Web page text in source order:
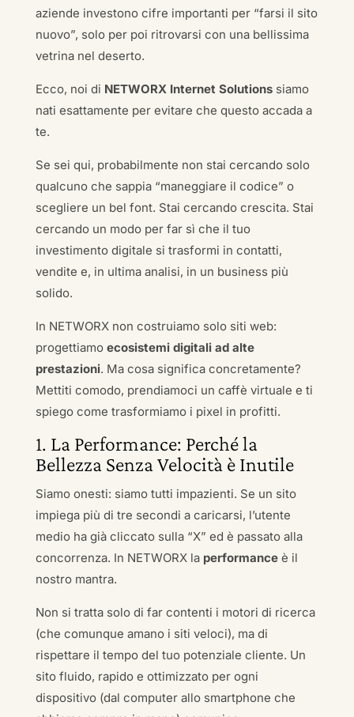
aziende investono cifre importanti per “farsi il sito
nuovo”, solo per poi ritrovarsi con una bellissima
vetrina nel deserto.
Ecco, noi di NETWORX Internet Solutionssiamo
nati esattamente per evitare che questo accada a
te.
Se sei qui, probabilmente non stai cercando solo
qualcuno che sappia “maneggiare il codice” o
scegliere un bel font. Stai cercando crescita. Stai
cercando un modo per far sì che il tuo
investimento digitale si trasformi in contatti,
vendite e, in ultima analisi, in un business più
solido.
In NETWORX non costruiamo solo siti web:
progettiamo ecosistemi digitali ad alte
prestazioni. Ma cosa significa concretamente?
Mettiti comodo, prendiamoci un caffè virtuale e ti
spiego come trasformiamo i pixel in profitti.
1. La Performance: Perché la
Bellezza Senza Velocità è Inutile
Siamo onesti: siamo tutti impazienti. Se un sito
impiega più di tre secondi a caricarsi, l’utente
medio ha già cliccato sulla “X” ed è passato alla
concorrenza. In NETWORX la performanceè il
nostro mantra.
Non si tratta solo di far contenti i motori di ricerca
(che comunque amano i siti veloci), ma di
rispettare il tempo del tuo potenziale cliente. Un
sito fluido, rapido e ottimizzato per ogni
dispositivo (dal computer allo smartphone che